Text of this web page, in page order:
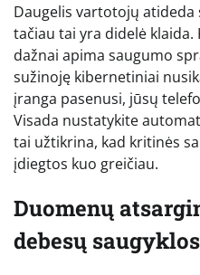
Daugelis vartotojų
tačiau tai yra didelė
dažnai apima saugumo
sužinoję kibernetiniai
įranga pasenusi, jūsų
Visada nustatykite
tai užtikrina, kad kritinės
įdiegtos kuo greičiau.
Duomenų
debesų saugyklos